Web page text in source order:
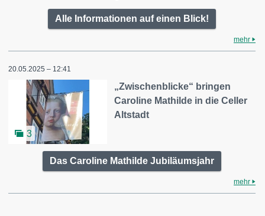
Alle Informationen auf einen Blick!
mehr
20.05.2025 – 12:41
3
„Zwischenblicke“ bringen
Caroline Mathilde in die Celler
Altstadt
Das Caroline Mathilde Jubiläumsjahr
mehr